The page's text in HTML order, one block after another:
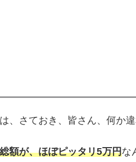
、さておき、皆さん、何か
額が、ほぼピッタリ5万円な